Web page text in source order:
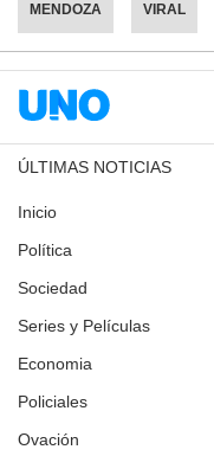
MENDOZA VIRAL
ÚLTIMAS NOTICIAS
Inicio
Política
Sociedad
Series y Películas
Economia
Policiales
Ovación